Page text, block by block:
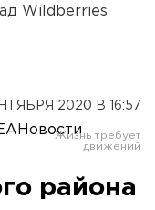
Wildberries
2020 В 16:57
района